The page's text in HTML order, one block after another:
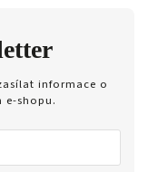
informace o
e-shopu.